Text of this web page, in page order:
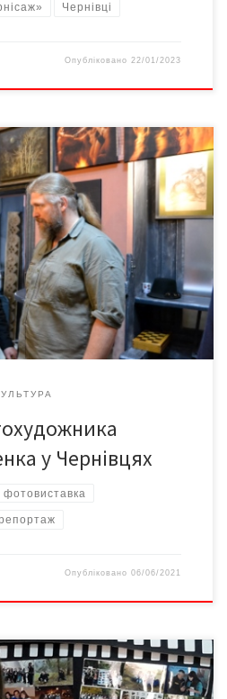
Чернівці
Опубліковано 22/01/2023
відкрилася персональна
На відкриття прийшли друзі,
майстра. У
власна естетиката і
і гармонія світосприйняття, що
Дякуємо пану Сергію Ахременку
фото, за миті спілкування і
успіхів і нових […]
у Чернівцях
фотовиставка
Опубліковано06/06/2021
центрі юних техніків